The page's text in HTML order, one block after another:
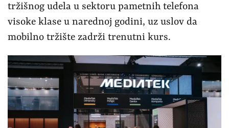
tržišnog udela u sektoru pametnih telefona
visoke klase u narednoj godini, uz uslov da
mobilno tržište zadrži trenutni kurs.